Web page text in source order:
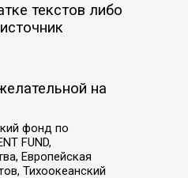
текстов либо
на
фонд по
FUND,
Европейская
Тихоокеанский